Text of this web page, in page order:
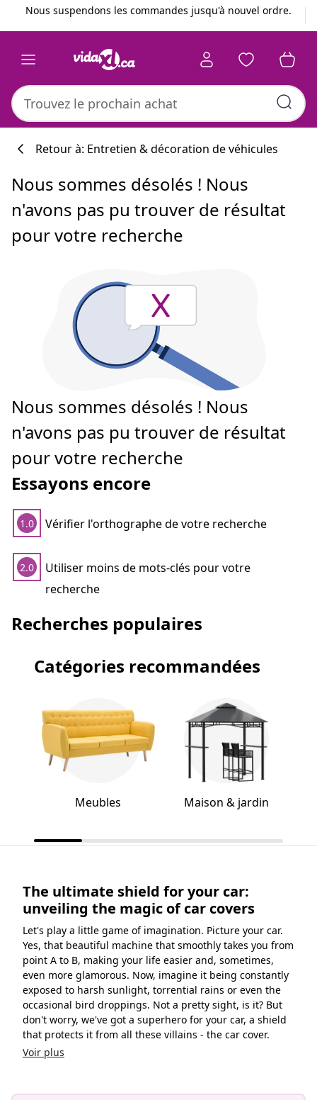
Précédent
Suivant
Nous suspendons les commandes jusqu'à nouvel ordre.
Retour à: Entretien & décoration de véhicules
Nous sommes désolés ! Nous
n'avons pas pu trouver de résultat
pour votre recherche
Nous sommes désolés ! Nous
n'avons pas pu trouver de résultat
pour votre recherche
Essayons encore
1.0 Vérifier l'orthographe de votre recherche
2.0
Utiliser moins de mots-clés pour votre
recherche
Recherches populaires
Catégories recommandées
Meubles Maison & jardin
The ultimate shield for your car:
unveiling the magic of car covers
Let's play a little game of imagination. Picture your car.
Yes, that beautiful machine that smoothly takes you from
point A to B, making your life easier and, sometimes,
even more glamorous. Now, imagine it being constantly
exposed to harsh sunlight, torrential rains or even the
occasional bird droppings. Not a pretty sight, is it? But
don't worry, we've got a superhero for your car, a shield
that protects it from all these villains - the car cover.
Voir plus